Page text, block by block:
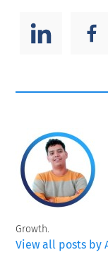
Growth.
View all posts by